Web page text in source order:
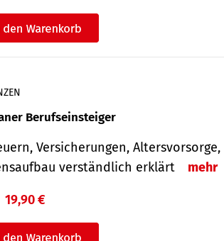
Berufseinsteiger
Versicherungen, Altersvorsorge,
verständlich erklärt
mehr
19,90 €